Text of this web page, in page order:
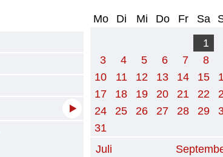
Mo Di Mi Do Fr Sa
1
3
4 5 6 7 8
10
11 12 13 14 15
17
18 19 20 21 22
24
25 26 27 28 29
31
Juli